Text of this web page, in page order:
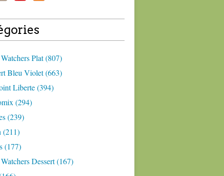
Plat (807)
Bleu Violet (663)
Liberte (394)
(294)
(239)
(211)
(177)
Dessert (167)